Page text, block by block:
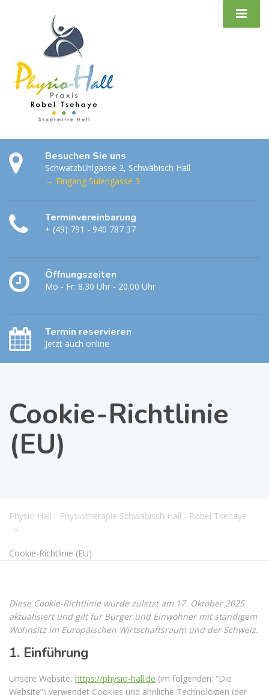
Besuchen Sie uns
Schwatzbühlgasse 2, Schwäbisch Hall
→ Eingang Sulengasse 3
Terminvereinbarung
+ (49) 791 - 940 787 37
Öffnungszeiten
Mo - Fr: 8.30 Uhr - 20.00 Uhr
Termin reservieren
Jetzt auch online
Cookie-Richtlinie
(EU)
Physio Hall - Physiotherapie Schwäbisch Hall - Robel Tsehaye
Cookie-Richtlinie (EU)
Diese Cookie-Richtlinie wurde zuletzt am 17. Oktober 2025
aktualisiert und gilt für Bürger und Einwohner mit ständigem
Wohnsitz im Europäischen Wirtschaftsraum und der Schweiz.
1. Einführung
Unsere Website, https://physio-hall.de (im folgenden: “Die
Website”) verwendet Cookies und ähnliche Technologien (der